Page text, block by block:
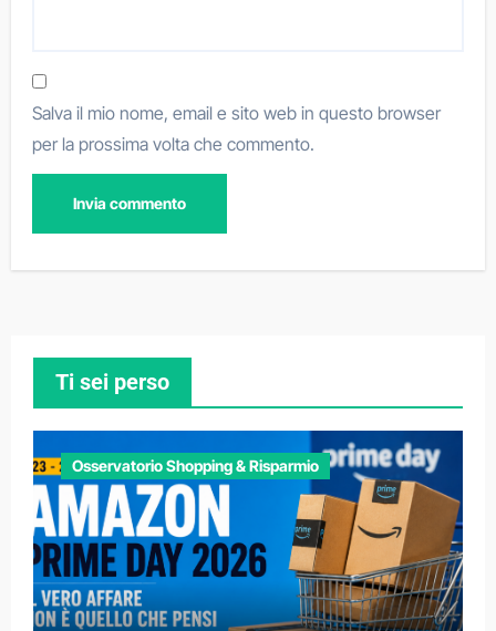
Salva il mio nome, email e sito web in questo browser
per la prossima volta che commento.
Ti sei perso
Osservatorio Shopping & Risparmio